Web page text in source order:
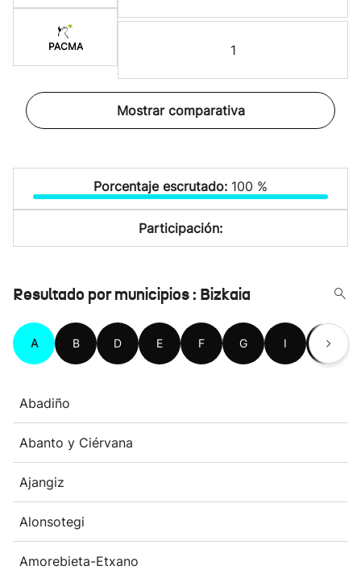
PACMA 1
Mostrar comparativa
Porcentaje escrutado: 100 %
Participación:
Resultado por municipios : Bizkaia
A B D E F G I K
Abadiño
Abanto y Ciérvana
Ajangiz
Alonsotegi
Amorebieta-Etxano